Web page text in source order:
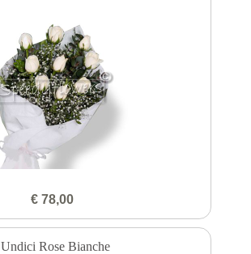
€ 78,00
Undici Rose Bianche